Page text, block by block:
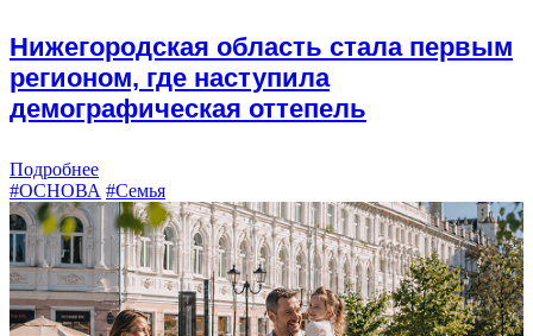
Нижегородская область стала первым
регионом, где наступила
демографическая оттепель
Подробнее
#ОСНОВА #Семья